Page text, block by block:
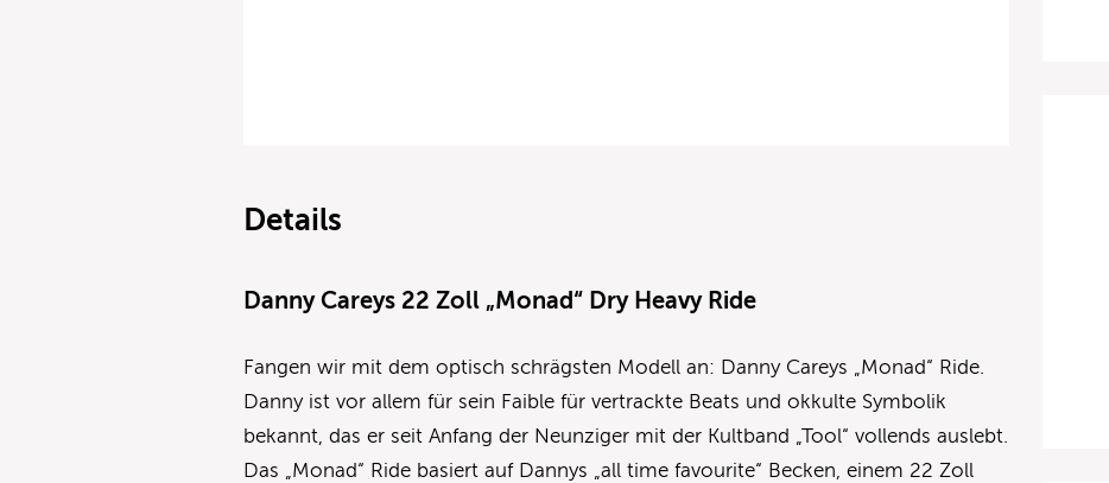
Details
Danny Careys 22 Zoll „Monad“ Dry Heavy Ride
Fangen wir mit dem optisch schrägsten Modell an: Danny Careys „Monad“ Ride.
Danny ist vor allem für sein Faible für vertrackte Beats und okkulte Symbolik
bekannt, das er seit Anfang der Neunziger mit der Kultband „Tool“ vollends auslebt.
Das „Monad“ Ride basiert auf Dannys „all time favourite“ Becken, einem 22 Zoll